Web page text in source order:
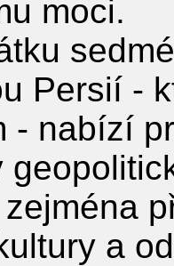
moci.
Persií -
- nabízí
a